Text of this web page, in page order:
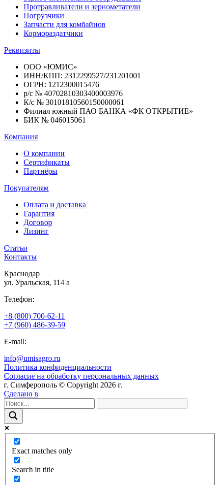
Протравливатели и зернометатели
Погрузчики
Запчасти для комбайнов
Кормораздатчики
Реквизиты
ООО «ЮМИС»
ИНН/КПП: 2312299527/231201001
ОГРН: 1212300015476
р/с № 40702810303400003976
К/с № 30101810560150000061
Филиал южный ПАО БАНКА «ФК ОТКРЫТИЕ»
БИК № 046015061
Компания
О компании
Сертификаты
Партнёры
Покупателям
Оплата и доставка
Гарантия
Договор
Лизинг
Статьи
Контакты
Краснодар
ул. Уральская, 114 а
Телефон:
+8 (800) 700-62-11
+7 (960) 486-39-59
E-mail:
info@umisagro.ru
Политика конфиденциальности
Согласие на обработку персональных данных
г. Симферополь © Copyright 2026 г.
Сделано в
Exact matches only
Search in title